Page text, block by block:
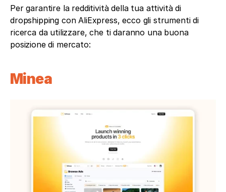
Per garantire la redditività della tua attività di
dropshipping con AliExpress, ecco gli strumenti di
ricerca da utilizzare, che ti daranno una buona
posizione di mercato:
Minea